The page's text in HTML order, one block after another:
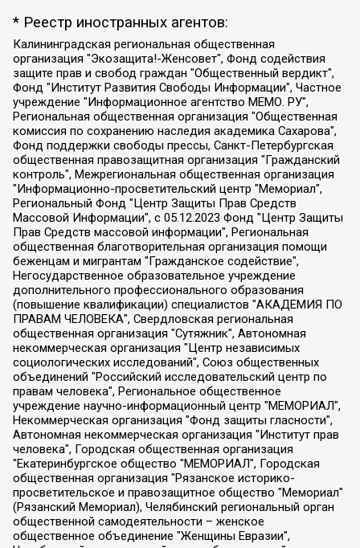
* Реестр иностранных агентов:
Калининградская региональная общественная организация "Экозащита!-Женсовет", Фонд содействия защите прав и свобод граждан "Общественный вердикт", Фонд "Институт Развития Свободы Информации", Частное учреждение "Информационное агентство МЕМО. РУ", Региональная общественная организация "Общественная комиссия по сохранению наследия академика Сахарова", Фонд поддержки свободы прессы, Санкт-Петербургская общественная правозащитная организация "Гражданский контроль", Межрегиональная общественная организация "Информационно-просветительский центр "Мемориал", Региональный Фонд "Центр Защиты Прав Средств Массовой Информации", с 05.12.2023 Фонд "Центр Защиты Прав Средств массовой информации", Региональная общественная благотворительная организация помощи беженцам и мигрантам "Гражданское содействие", Негосударственное образовательное учреждение дополнительного профессионального образования (повышение квалификации) специалистов "АКАДЕМИЯ ПО ПРАВАМ ЧЕЛОВЕКА", Свердловская региональная общественная организация "Сутяжник", Автономная некоммерческая организация "Центр независимых социологических исследований", Союз общественных объединений "Российский исследовательский центр по правам человека", Региональное общественное учреждение научно-информационный центр "МЕМОРИАЛ", Некоммерческая организация "Фонд защиты гласности", Автономная некоммерческая организация "Институт прав человека", Городская общественная организация "Екатеринбургское общество "МЕМОРИАЛ", Городская общественная организация "Рязанское историко-просветительское и правозащитное общество "Мемориал" (Рязанский Мемориал), Челябинский региональный орган общественной самодеятельности – женское общественное объединение "Женщины Евразии", Челябинский региональный орган общественной самодеятельности "Уральская правозащитная группа", Фонд содействия защите здоровья и социальной справедливости имени Андрея Рылькова, Автономная Некоммерческая Организация "Аналитический Центр Юрия Левады", Автономная некоммерческая организация социальной поддержки населения "Проект Апрель", Региональная общественная организация помощи женщинам и детям, находящимся в кризисной ситуации "Информационно-методический центр "Анна", Фонд содействия развитию массовых коммуникаций и правовому просвещению "Так-так-Так", Фонд содействия устойчивому развитию "Серебряная тайга", Свердловский региональный общественный фонд социальных проектов "Новое время", "Idel.Реалии", Кавказ.Реалии, Крым.Реалии, Телеканал Настоящее Время, Татаро-башкирская служба Радио Свобода (Azatliq Radiosi), Радио Свободная Европа/Радио Свобода (PCE/PC), "Сибирь.Реалии", "Фактограф", Благотворительный фонд помощи осужденным и их семьям, Автономная некоммерческая организация "Институт глобализации и социальных движений", Фонд "В защиту прав заключенных", Частное учреждение "Центр поддержки и содействия развитию средств массовой информации", Пензенский региональный общественный благотворительный фонд "Гражданский союз", "Север.Реалии", Некоммерческая организация Фонд "Правовая инициатива", Общество с ограниченной ответственностью "Радио Свободная Европа/Радио Свобода", Чешское информационное агентство "MEDIUM-ORIENT", Красноярская региональная общественная организация "Мы против СПИДа", Камалягин Денис Николаевич, Маркелов Сергей Евгеньевич, Пономарев Лев Александрович, Савицкая Людмила Алексеевна, Автономная некоммерческая организация "Центр по работе с проблемой насилия "НАСИЛИЮ.НЕТ", Межрегиональный профессиональный союз работников здравоохранения "Альянс врачей", Юридическое лицо, зарегистрированное в Латвийской Республике, SIA "Medusa Project" (регистрационный номер 40103797863, дата регистрации 10.06.2014), Некоммерческая организация "Фонд по борьбе с коррупцией", Автономная некоммерческая организация "Институт права и публичной политики", Баданин Роман Сергеевич, Гликин Максим Александрович, Железнова Мария Михайловна, Лукьянова Юлия Сергеевна, Маетная Елизавета Витальевна, Маняхин Петр Борисович, Чуракова Ольга Владимировна, Ярош Юлия Петровна, Юридическое лицо "The Insider SIA", зарегистрированное в Риге, Латвийская Республика (дата регистрации 26.06.2015), являющееся администратором доменного имени интернет-издания "The Insider SIA", https://theins.ru, Постернак Алексей Евгеньевич, Рубин Михаил Аркадьевич, Анин Роман Александрович, Юридическое лицо Istories fonds, зарегистрированное в Латвийской Республике (регистрационный номер 50008295751, дата регистрации 24.02.2020), Великовский Дмитрий Александрович, Долинина Ирина Николаевна, Мароховская Алеся Алексеевна, Шлейнов Роман Юрьевич, Шмагун Олеся Валентиновна, Общество с ограниченной ответственностью "Альтаир 2021", Общество с ограниченной ответственностью "Вега 2021", Общество с ограниченной ответственностью "Главный редактор 2021", Общество с ограниченной ответственностью "Ромашки монолит", Важенков Артем Валерьевич, Ивановская областная общественная организация "Центр гендерных исследований", Гурман Юрий Альбертович, Медиапроект "ОВД-Инфо", Егоров Владимир Владимирович, Жилинский Владимир Александрович, Общество с ограниченной ответственностью "ЗП", Иванова София Юрьевна, Карезина Инна Павловна, Кильтау Екатерина Викторовна, Петров Алексей Викторович, Пискунов Сергей Евгеньевич, Смирнов Сергей Сергеевич, Тихонов Михаил Сергеевич, Общество с ограниченной ответственностью "ЖУРНАЛИСТ-ИНОСТРАННЫЙ АГЕНТ", Арапова Галина Юрьевна, Вольтская Татьяна Анатольевна, Американская компания "Mason G.E.S. Anonymous Foundation" (США), являющаяся владельцем интернет-издания https://mnews.world/, Компания "Stichting Bellingcat", зарегистрированная в Нидерландах (дата регистрации 11.07.2018), Захаров Андрей Вячеславович, Клепиковская Екатерина Дмитриевна, Общество с ограниченной ответственностью "МЕМО", Перл Роман Александрович, Симонов Евгений Алексеевич, Соловьева Елена Анатольевна, Сотников Даниил Владимирович, Сурначева Елизавета Дмитриевна, Автономная некоммерческая организация по защите прав человека и информированию населения "Якутия – Наше Мнение", Общество с ограниченной ответственностью "Москоу диджитал медиа", с 26.01.2023 Общество с ограниченной ответственностью "Чайка Белые сады", Ветошкина Валерия Валерьевна, Заговора Максим Александрович, Межрегиональное общественное движение "Российская ЛГБТ - сеть", Оленичев Максим Владимирович, Павлов Иван Юрьевич, Скворцова Елена Сергеевна, Общество с ограниченной ответственностью "Как бы инагент", Кочетков Игорь Викторович, Общество с ограниченной ответственностью "Честные выборы", Еланчик Олег Александрович, Общество с ограниченной ответственностью "Нобелевский призыв", Гималова Регина Эмилевна, Григорьев Андрей Валерьевич, Григорьева Алина Александровна, Ассоциация по содействию защите прав призывников, альтернативнослужащих и военнослужащих "Правозащитная группа "Гражданин.Армия.Право", Хисамова Регина Фаритовна, Автономная некоммерческая организация по реализации социально-правовых программ "Лилит", Дальневосточное общественное движение "Маяк", Санкт-Петербургская ЛГБТ-инициативная группа "Выход", Инициативная группа ЛГБТ+ "Реверс", Алексеев Андрей Викторович, Бекбулатова Таисия Львовна, Беляев Иван Михайлович, Владыкина Елена Сергеевна, Гельман Марат Александрович, Никульшина Вероника Юрьевна, Толоконникова Надежда Андреевна, Шендерович Виктор Анатольевич, Общество с ограниченной ответственностью "Данное сообщение", Общество с ограниченной ответственностью Издательский дом "Новая глава", Айнбиндер Александра Александровна, Московский комьюнити-центр для ЛГБТ+инициатив, Благотворительный фонд развития филантропии, Deutsche Welle (Германия, Kurt-Schumacher-Strasse 3, 53113 Bonn), Борзунова Мария Михайловна, Воробьев Виктор Викторович, Голубева Анна Львовна, Константинова Алла Михайловна, Малкова Ирина Владимировна, Мурадов Мурад Абдулгалимович, Осетинская Елизавета Николаевна, Понасенков Евгений Николаевич, Ганапольский Матвей Юрьевич, Киселев Евгений Алексеевич, Борухович Ирина Григорьевна, Дремин Иван Тимофеевич, Дубровский Дмитрий Викторович, Красноярская региональная общественная организация поддержки и развития альтернативных образовательных технологий и межкультурных коммуникаций "ИНТЕРРА", Маяковская Екатерина Алексеевна, Фейгин Марк Захарович, Филимонов Андрей Викторович, Дзугкоева Регина Николаевна, Доброхотов Роман Александрович, Дудь Юрий Александрович, Елкин Сергей Владимирович, Кругликов Кирилл Игоревич, Сабунаева Мария Леонидовна, Семенов Алексей Владимирович, Шаинян Карен Багратович, Шульман Екатерина Михайловна, Асафьев Артур Валерьевич, Вахштайн Виктор Семенович, Венедиктов Алексей Алексеевич, Лушникова Екатерина Евгеньевна, Волков Леонид Михайлович, Невзоров Александр Глебович, Пархоменко Сергей Борисович, Сироткин Ярослав Николаевич, Кара-Мурза Владимир Владимирович, Баранова Наталья Владимировна, Гозман Леонид Яковлевич, Кагарлицкий Борис Юльевич, Климарев Михаил Валерьевич, Милов Владимир Станиславович, Автономная некоммерческая организация Краснодарский центр современного искусства "Типография", Моргенштерн Алишер Тагирович, Соболь Любовь Эдуардовна, Общество с ограниченной ответственностью "ЛИЗА НОРМ", Каспаров Гарри Кимович, Ходорковский Михаил Борисович, Общество с ограниченной ответственностью "Апрельские тезисы", Данилович Ирина Брониславовна, Кашин Олег Владимирович, Петров Николай Владимирович, Пивоваров Алексей Владимирович, Соколов Михаил Владимирович, Цветкова Юлия Владимировна, Чичваркин Евгений Александрович, Комитет против пыток/Команда против пыток, Общество с ограниченной ответственностью "Первый научный", Общество с ограниченной ответственностью "Вертолет и ко", Белоцерковская Вероника Борисовна, Кац Максим Евгеньевич, Лазарева Татьяна Юрьевна, Шаведдинов Руслан Табризович, Яшин Илья Валерьевич, Общество с ограниченной ответственностью "Иноагент ААВ", Алешковский Дмитрий Петрович, Альбац Евгения Марковна, Быков Дмитрий Львович, Галямина Юлия Евгеньевна, Лойко Сергей Леонидович, Мартынов Кирилл Константинович, Медведев Сергей Александрович, Крашенинников Федор Геннадиевич, Гордеева Катерина Вл